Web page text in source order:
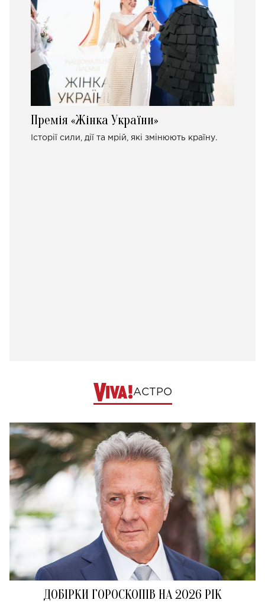
Премія «Жінка України»
Історії сили, дії та мрій, які змінюють країну.
АСТРО
ДОБІРКИ ГОРОСКОПІВ НА 2026 РІК